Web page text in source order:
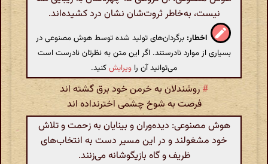
نیست، به‌خاطر ثروت‌شان نشان درد کشیده‌اند.
اخطار: برگردان‌های تولید شده توسط هوش مصنوعی در
بسیاری از موارد نادرستند. اگر این متن به نظرتان نادرست است
می‌توانید آن را ویرایشکنید.
# روشندلان به خرمن خود برق گشته اند
فرصت به شوخ چشمی اخترنداده اند
هوش مصنوعی: دیده‌وران و بینایان به زحمت و تلاش
خود مشغولند و در این مسیر دست به انتخاب‌های
ظریف و گاه بازیگوشانه می‌زنند.